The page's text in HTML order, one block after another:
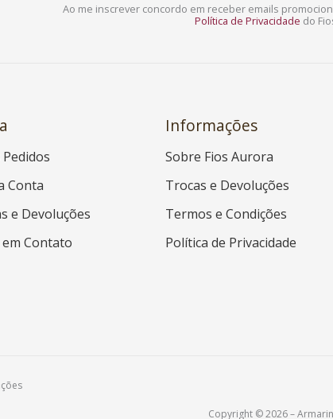
Ao me inscrever concordo em receber emails
Política de Privacidade do
Conta
e Devoluções
Contato
Informações
Sobre Fios Aurora
Trocas e Devoluções
Termos e Condições
Política de Privacidade
Copyright © 2026 –